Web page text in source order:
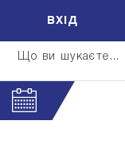
Що ви шукаєте...
ВXIД